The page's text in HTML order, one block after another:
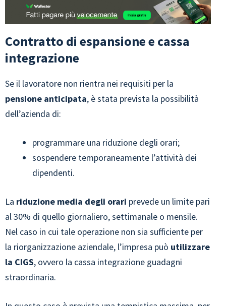
Contratto di espansione e cassa
integrazione
Se il lavoratore non rientra nei requisiti per la
pensione anticipata, è stata prevista la possibilità
dell’azienda di:
programmare una riduzione degli orari;
sospendere temporaneamente l’attività dei
dipendenti.
La riduzione media degli orari prevede un limite pari
al 30% di quello giornaliero, settimanale o mensile.
Nel caso in cui tale operazione non sia sufficiente per
la riorganizzazione aziendale, l’impresa può utilizzare
la CIGS, ovvero la cassa integrazione guadagni
straordinaria.